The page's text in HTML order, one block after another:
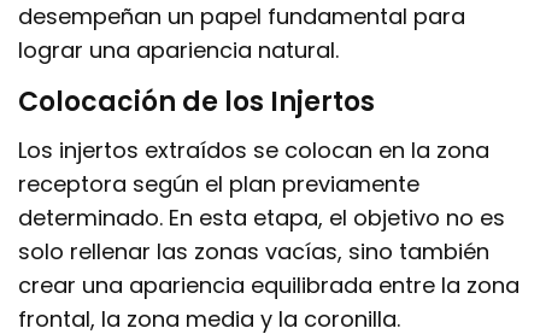
desempeñan un papel fundamental para
lograr una apariencia natural.
Colocación de los Injertos
Los injertos extraídos se colocan en la zona
receptora según el plan previamente
determinado. En esta etapa, el objetivo no es
solo rellenar las zonas vacías, sino también
crear una apariencia equilibrada entre la zona
frontal, la zona media y la coronilla.